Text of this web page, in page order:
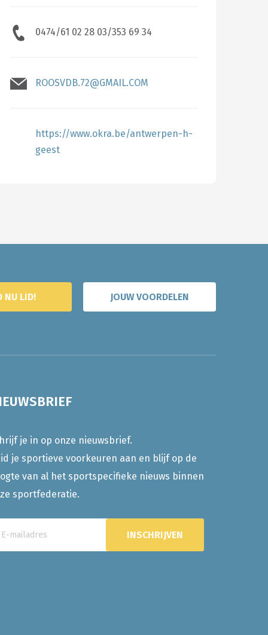
0474/61 02 28 03/353 69 34
ROOSVDB.72@GMAIL.COM
https://www.okra.be/antwerpen-h-
geest
NU LID! JOUW VOORDELEN
je in op onze nieuwsbrief.
je sportieve voorkeuren aan en blijf op de
van al het sportspecifieke nieuws binnen
sportfederatie.